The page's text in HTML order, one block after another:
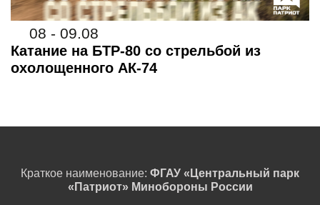
08 - 09.08
Катание на БТР-80 со стрельбой из
охолощенного АК-74
Краткое наименование: ФГАУ «Центральный парк
«Патриот» Минобороны России